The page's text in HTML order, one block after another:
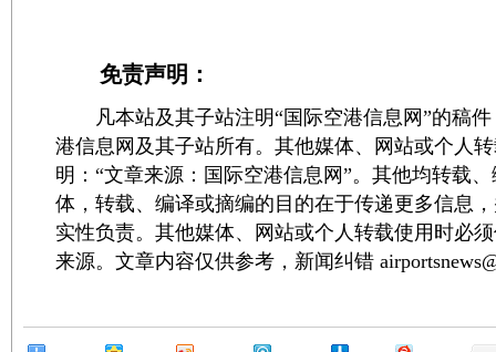
免责声明：
凡本站及其子站注明“国际空港信息网”的稿件
港信息网及其子站所有。其他媒体、网站或个人
明：“文章来源：国际空港信息网”。其他均转载
体，转载、编译或摘编的目的在于传递更多信息
实性负责。其他媒体、网站或个人转载使用时必
来源。文章内容仅供参考，新闻纠错